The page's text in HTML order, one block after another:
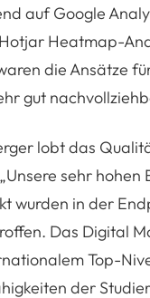
auf Google
Heatmap-
die Ansätze
gut
lobt das
sehr hohen
wurden in der
Das Digital
Top-
der